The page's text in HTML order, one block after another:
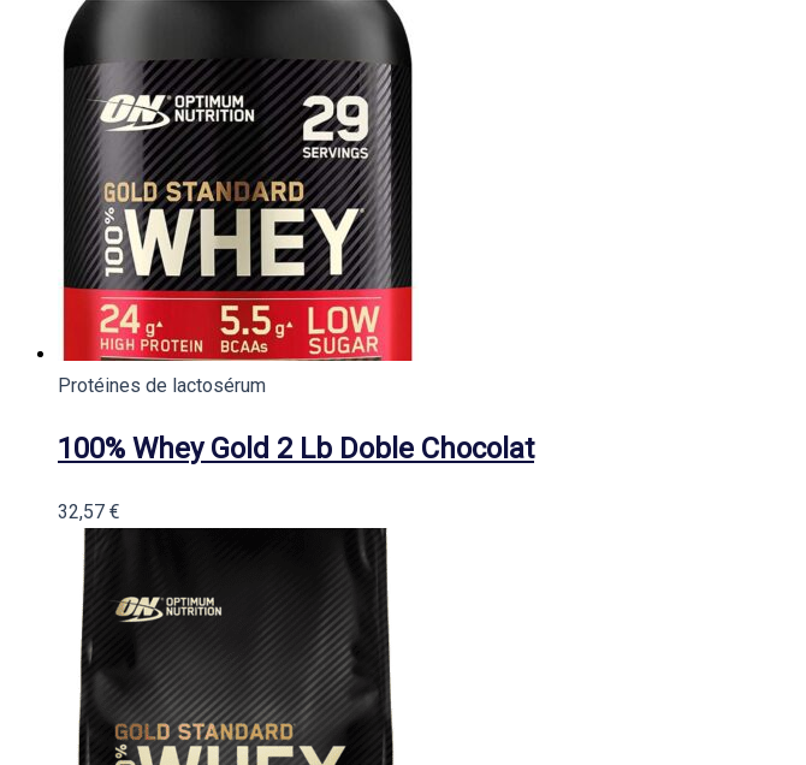
Protéines de lactosérum
100% Whey Gold 2 Lb Doble Chocolat
32,57 €